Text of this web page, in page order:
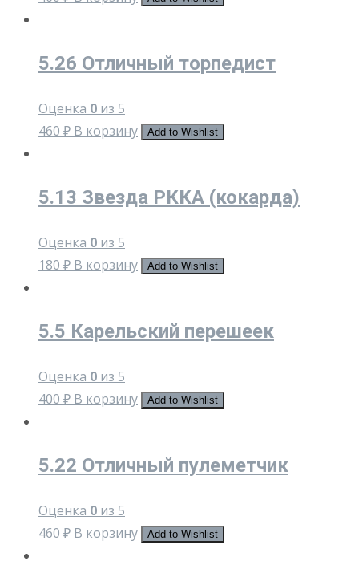
5.26 Отличный торпедист
Оценка 0 из 5
460 ₽ В корзину Add to Wishlist
5.13 Звезда РККА (кокарда)
Оценка 0 из 5
180 ₽ В корзину Add to Wishlist
5.5 Карельский перешеек
Оценка 0 из 5
400 ₽ В корзину Add to Wishlist
5.22 Отличный пулеметчик
Оценка 0 из 5
460 ₽ В корзину Add to Wishlist